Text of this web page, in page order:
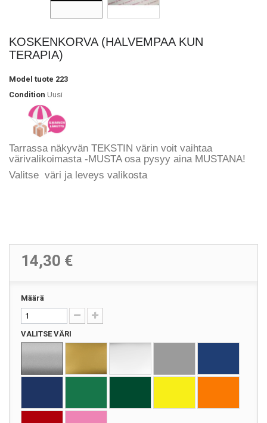
KOSKENKORVA (HALVEMPAA KUN
TERAPIA)
Model tuote 223
Condition Uusi
Tarrassa näkyvän TEKSTIN värin voit vaihtaa
värivalikoimasta -MUSTA osa pysyy aina MUSTANA!
Valitse väri ja leveys valikosta
14,30 €
Määrä
VALITSE VÄRI